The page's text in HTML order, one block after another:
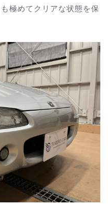
極めてクリアな状態を保